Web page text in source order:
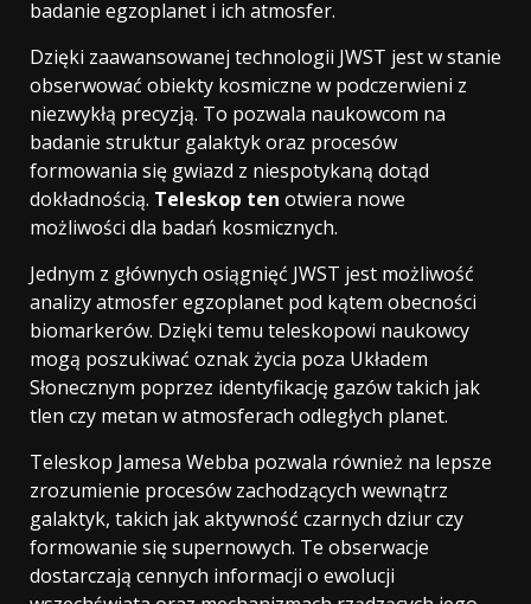
badanie egzoplanet i ich atmosfer.
Dzięki zaawansowanej technologii JWST jest w stanie
obserwować obiekty kosmiczne w podczerwieni z
niezwykłą precyzją. To pozwala naukowcom na
badanie struktur galaktyk oraz procesów
formowania się gwiazd z niespotykaną dotąd
dokładnością. Teleskop ten otwiera nowe
możliwości dla badań kosmicznych.
Jednym z głównych osiągnięć JWST jest możliwość
analizy atmosfer egzoplanet pod kątem obecności
biomarkerów. Dzięki temu teleskopowi naukowcy
mogą poszukiwać oznak życia poza Układem
Słonecznym poprzez identyfikację gazów takich jak
tlen czy metan w atmosferach odległych planet.
Teleskop Jamesa Webba pozwala również na lepsze
zrozumienie procesów zachodzących wewnątrz
galaktyk, takich jak aktywność czarnych dziur czy
formowanie się supernowych. Te obserwacje
dostarczają cennych informacji o ewolucji